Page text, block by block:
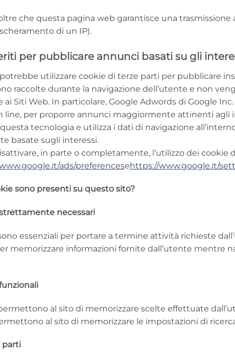
che questa pagina web garantisce una
di un IP).
per pubblicare annunci basati su gli
potrebbe utilizzare cookie di terze parti per pubblicare
raccolte durante la navigazione dell’utente e non
ai Siti Web. In particolare, Google Adwords di Google
line, per proporre annunci maggiormente attinenti agli
tecnologia e utilizza i dati di navigazione
basate sugli interessi.
in parte o completamente, l’utilizzo dei cookie
ads/preferencesehttps://www.google.it/
sono presenti su questo sito?
necessari
essenziali per portare a termine attività richieste
memorizzare informazioni fornite dall’utente mentre
al sito di memorizzare scelte effettuate
al sito di memorizzare le impostazioni di
parti